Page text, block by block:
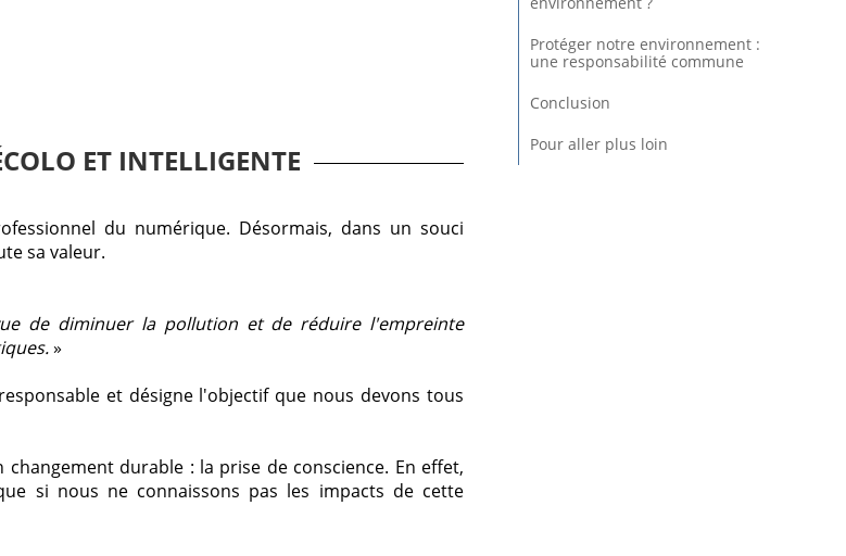
Protéger notre environnement :
une responsabilité commune
Conclusion
Pour aller plus loin
ET INTELLIGENTE
du numérique. Désormais, dans un souci
sa valeur.
de diminuer la pollution et de réduire l'empreinte
»
et désigne l'objectif que nous devons tous
durable : la prise de conscience. En effet,
si nous ne connaissons pas les impacts de cette